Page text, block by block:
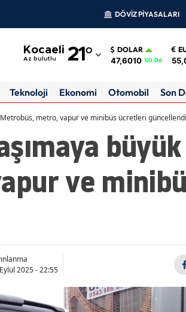
DÖVİZ PİYASALARI
Kocaeli
Az bulutlu 21°
Adıyaman
Ankara
Antalya
Balıkesir
Bingöl
DOLAR
47,6010 %0.06
Teknoloji Ekonomi Otomobil Son
metro, vapur ve minibüs ücretleri güncellendi
ve
2025 - 22:55